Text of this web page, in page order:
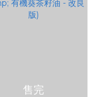
售完